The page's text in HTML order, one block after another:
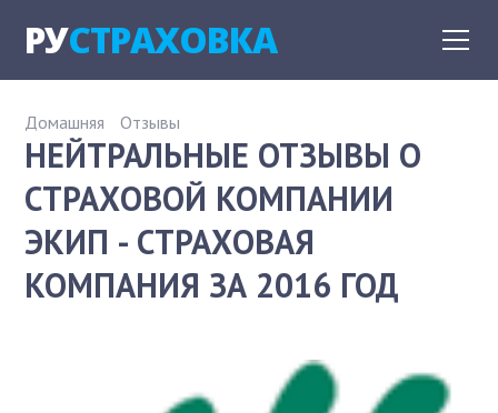
РУСТРАХОВКА
Домашняя Отзывы
НЕЙТРАЛЬНЫЕ ОТЗЫВЫ О
СТРАХОВОЙ КОМПАНИИ
ЭКИП - СТРАХОВАЯ
КОМПАНИЯ ЗА 2016 ГОД